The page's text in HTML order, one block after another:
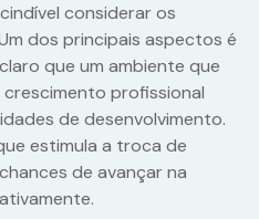
considerar os
dos principais aspectos é
que um ambiente que
profissional
de desenvolvimento.
estimula a troca de
de avançar na